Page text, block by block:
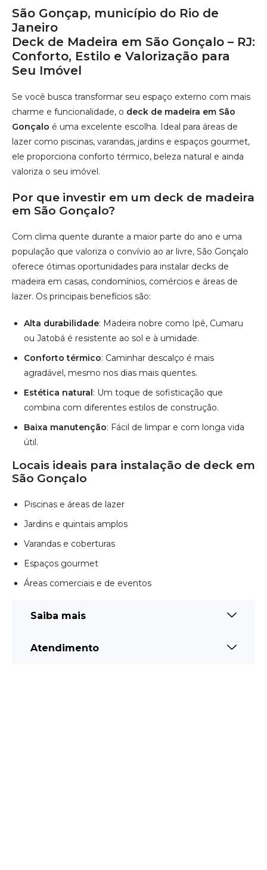
ele proporciona conforto térmico, beleza natural e ainda
valoriza o seu imóvel.
Por que investir em um deck de madeira
em São Gonçalo?
população que valoriza o convívio ao ar livre, São Gonçalo
oferece ótimas oportunidades para instalar decks de
madeira em casas, condomínios, comércios e áreas de
lazer. Os principais benefícios são:
Alta durabilidade: Madeira nobre como Ipê, Cumaru
ou Jatobá é resistente ao sol e à umidade.
Conforto térmico : Caminhar descalço é mais
Estética natural
: Um toque de sofisticação que
combina com diferentes estilos de construção.
Baixa manutenção: Fácil de limpar e com longa vida
útil.
Locais ideais para instalação de deck em
São Gonçalo
Piscinas e áreas de lazer
Jardins e quintais amplos
Varandas e coberturas
Áreas comerciais e de eventos
Saiba mais
Atendimento